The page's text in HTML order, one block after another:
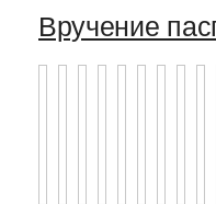
Вручение